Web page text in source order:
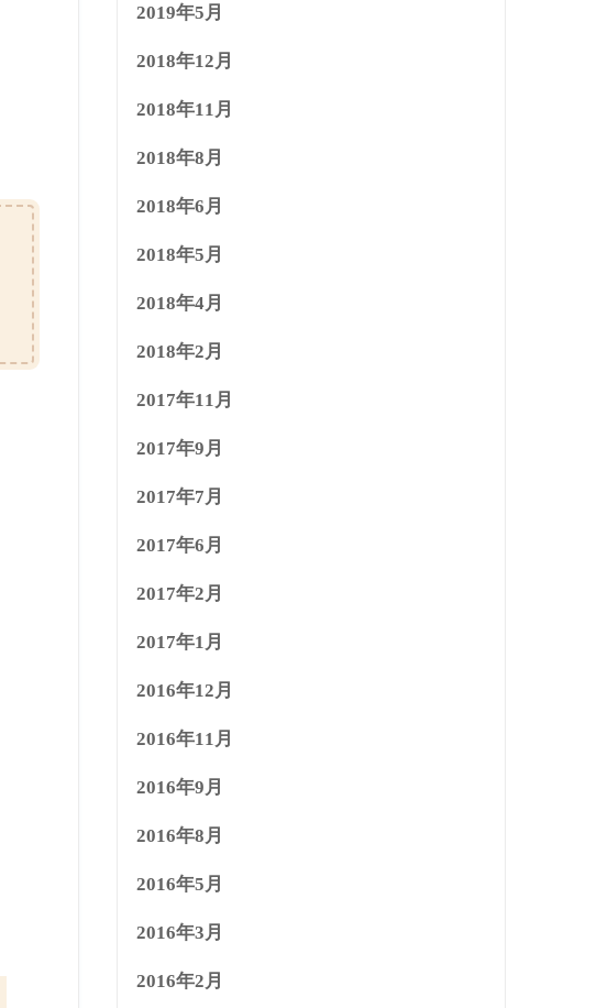
2019年5月
2018年12月
2018年11月
2018年8月
2018年6月
2018年5月
2018年4月
2018年2月
2017年11月
2017年9月
2017年7月
2017年6月
2017年2月
2017年1月
2016年12月
2016年11月
2016年9月
2016年8月
2016年5月
2016年3月
2016年2月